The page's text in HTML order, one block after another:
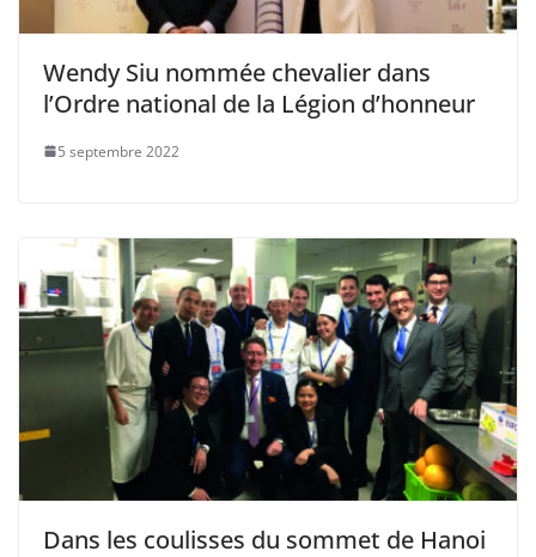
Wendy Siu nommée chevalier dans
l’Ordre national de la Légion d’honneur
5 septembre 2022
Dans les coulisses du sommet de Hanoi